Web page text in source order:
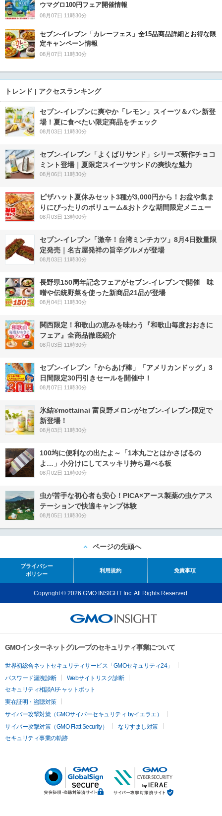
ウマグロ100円フェア開催情報
08月07日 11時30分
セブン‐イレブン「カレーフェス」全15品商品詳細とお得な限
定キャンペーン情報
08月07日 11時30分
トレンド | アクセスランキング
セブン‐イレブンに爽やか「レモン」スイーツ＆パン新登
場！夏に食べたい限定商品をチェック
08月03日 11時30分
セブン‐イレブン「よくばりサンド」シリーズ新作チョコ
ミント登場｜夏限定スイーツサンドの爽快な魅力
08月06日 11時30分
ピザハット夏休みセット3種が3,000円から！お盆や集ま
りにぴったりのボリューム&おトクな期間限定メニュー
08月03日 13時00分
セブン-イレブン「激辛！台湾ミンチカツ」8月4日数量限
定発売｜名古屋発祥の旨辛グルメが登場
08月03日 11時30分
長野県150周年記念フェアがセブン-イレブンで開催 味
噌や伝統野菜を使った新商品21品が登場
08月04日 11時30分
関西限定！和歌山の恵みを味わう『和歌山毎度おおきに
フェア』全商品徹底紹介
08月03日 11時30分
セブン‐イレブン「からあげ棒」「アメリカンドッグ」3
日間限定30円引きセールを開催中！
08月07日 11時30分
氷結®mottainai 富良野メロンがセブン‐イレブン限定で
新登場！
08月03日 11時30分
100均に便利なの出たよ～「1本丸ごとはかさばるの
よ…」小分けにしてスッキリ持ち運べる板
08月02日 11時00分
虫が苦手な初心者も安心！PICA×アース製薬の虫ケアス
テーションで快適キャンプ体験
08月05日 11時30分
ページの先頭へ
プライバシー
ポリシー
利用規約 免責事項
Copyright © 2026 GMO INSIGHT Inc. All Rights Reserved.
GMOインターネットグループのセキュリティ事業について
世界初総合ネットセキュリティサービス「GMOセキュリティ24」
パスワード漏洩診断
Webサイトリスク診断
セキュリティ相談AIチャットボット
実在証明・盗聴対策
サイバー攻撃対策（GMOサイバーセキュリティ byイエラエ）
サイバー攻撃対策（GMO Flatt Security）
なりすまし対策
セキュリティ事業の軌跡